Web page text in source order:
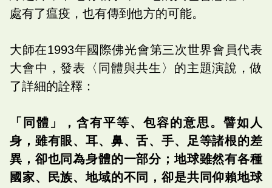
處有了瘟疫，也有傳到他方的可能。
大師在1993年國際佛光會第三次世界會員代表
大會中，發表〈同體與共生〉的主題演說，做
了詳細的詮釋：
「同體」，含有平等、包容的意思。譬如人
身，雖有眼、耳、鼻、舌、手、足等諸根的差
異，卻也同為身體的一部分；地球雖然有各種
國家、民族、地域的不同，卻是共同仰賴地球